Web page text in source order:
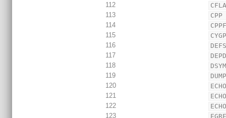
112
113
CPP
114
115
116
117
118
119
120
121
122
123